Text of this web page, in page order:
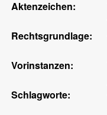
Aktenzeichen:
Rechtsgrundlage:
Vorinstanzen:
Schlagworte: